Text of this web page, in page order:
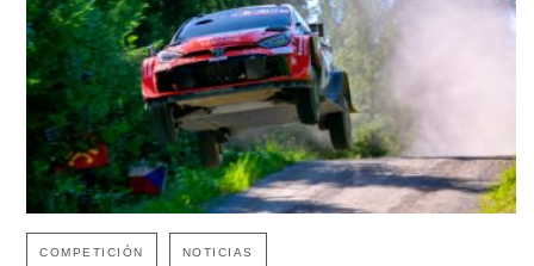
COMPETICIÓN NOTICIAS